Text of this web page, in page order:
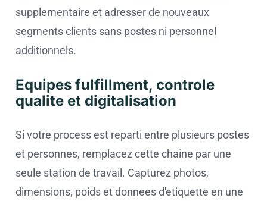
supplementaire et adresser de nouveaux
segments clients sans postes ni personnel
additionnels.
Equipes fulfillment, controle
qualite et digitalisation
Si votre process est reparti entre plusieurs postes
et personnes, remplacez cette chaine par une
seule station de travail. Capturez photos,
dimensions, poids et donnees d'etiquette en une